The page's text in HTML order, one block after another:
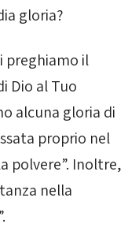
gloria?
preghiamo il
Dio al Tuo
alcuna gloria di
proprio nel
polvere”. Inoltre,
nella